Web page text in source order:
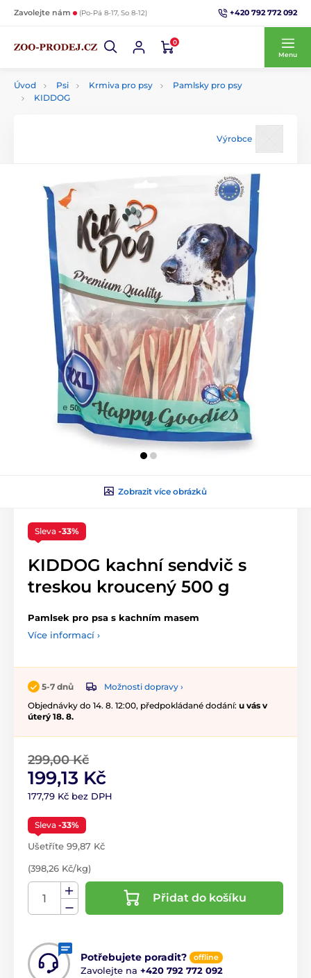
Zavolejte nám (Po-Pá 8-17, So 8-12) +420 792 772 092
0
Menu
Úvod Psi Krmiva pro psy
Pamlsky pro psy
KIDDOG
Výrobce
Zobrazit více obrázků
Sleva -33%
KIDDOG kachní sendvič s
treskou kroucený 500 g
Pamlsek pro psa s kachním masem
Více informací ›
5-7 dnů
Možnosti dopravy ›
Objednávky do 14. 8. 12:00, předpokládané dodání: u vás v
úterý 18. 8.
299,00 Kč
199,13 Kč
177,79 Kč bez DPH
Sleva -33%
Ušetříte 99,87 Kč
(398,26 Kč/kg)
Přidat do košíku
Potřebujete poradit? offline
Zavolejte na +420 792 772 092